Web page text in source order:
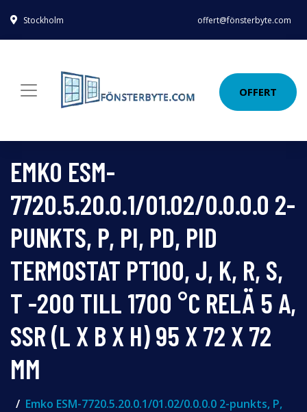
Stockholm offert@fönsterbyte.com
OFFERT
EMKO ESM-
7720.5.20.0.1/01.02/0.0.0.0 2-
PUNKTS, P, PI, PD, PID
TERMOSTAT PT100, J, K, R, S,
T -200 TILL 1700 °C RELÄ 5 A,
SSR (L X B X H) 95 X 72 X 72
MM
Emko ESM-7720.5.20.0.1/01.02/0.0.0.0 2-punkts, P,